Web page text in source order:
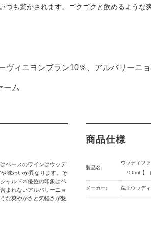
も驚かされます。ゴクゴクと飲めるような
ヴィニヨンブラン10％、アルバリーニ
ーム
ベースのワインはウッデ
味わいが異なります。そ
ャルドネ優位の印象はペ
まれないアルバリーニョ
な爽やかさと気軽さが魅
商品仕様
製品名:
ウッディフ
750ml【
メーカー: 蔵王ウッデ